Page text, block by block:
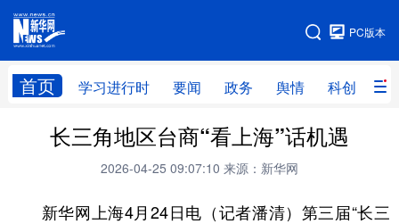
PC版本
首页 学习进行时 要闻 政务 舆情 科创 产
网站地图
首页 学习进行时 要闻 政务
科创 产经
旅游 教育 民生 文化
长三角地区台商“看上海”话机遇
2026-04-25 09:07:10 来源：新华网
新华网上海4月24日电（记者潘清）第三届“长三